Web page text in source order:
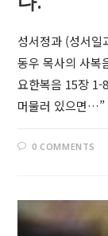
성서정과 (성서
동우 목사의 사
요한복음 15장 1-
머물러 있으면…”
0 COMMENTS